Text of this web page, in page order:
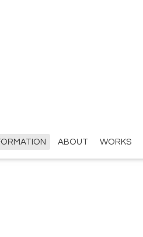
ABOUT WORKS